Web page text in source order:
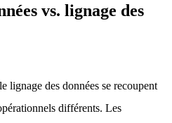
vs. lignage des
lignage des données se recoupent
différents. Les